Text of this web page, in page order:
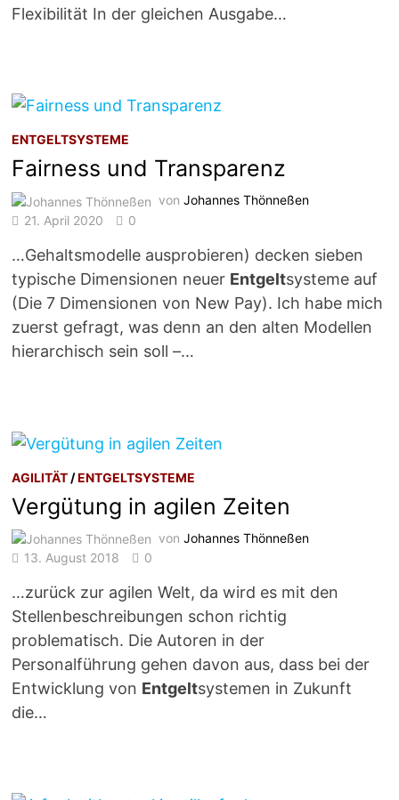
Flexibilität In der gleichen Ausgabe…
ENTGELTSYSTEME
Fairness und Transparenz
vonJohannes Thönneßen
21. April 2020
0
…Gehaltsmodelle ausprobieren) decken sieben
typische Dimensionen neuer Entgeltsysteme auf
(Die 7 Dimensionen von New Pay). Ich habe mich
zuerst gefragt, was denn an den alten Modellen
hierarchisch sein soll –…
AGILITÄT /ENTGELTSYSTEME
Vergütung in agilen Zeiten
vonJohannes Thönneßen
13. August 2018
0
…zurück zur agilen Welt, da wird es mit den
Stellenbeschreibungen schon richtig
problematisch. Die Autoren in der
Personalführung gehen davon aus, dass bei der
Entwicklung von Entgeltsystemen in Zukunft
die…